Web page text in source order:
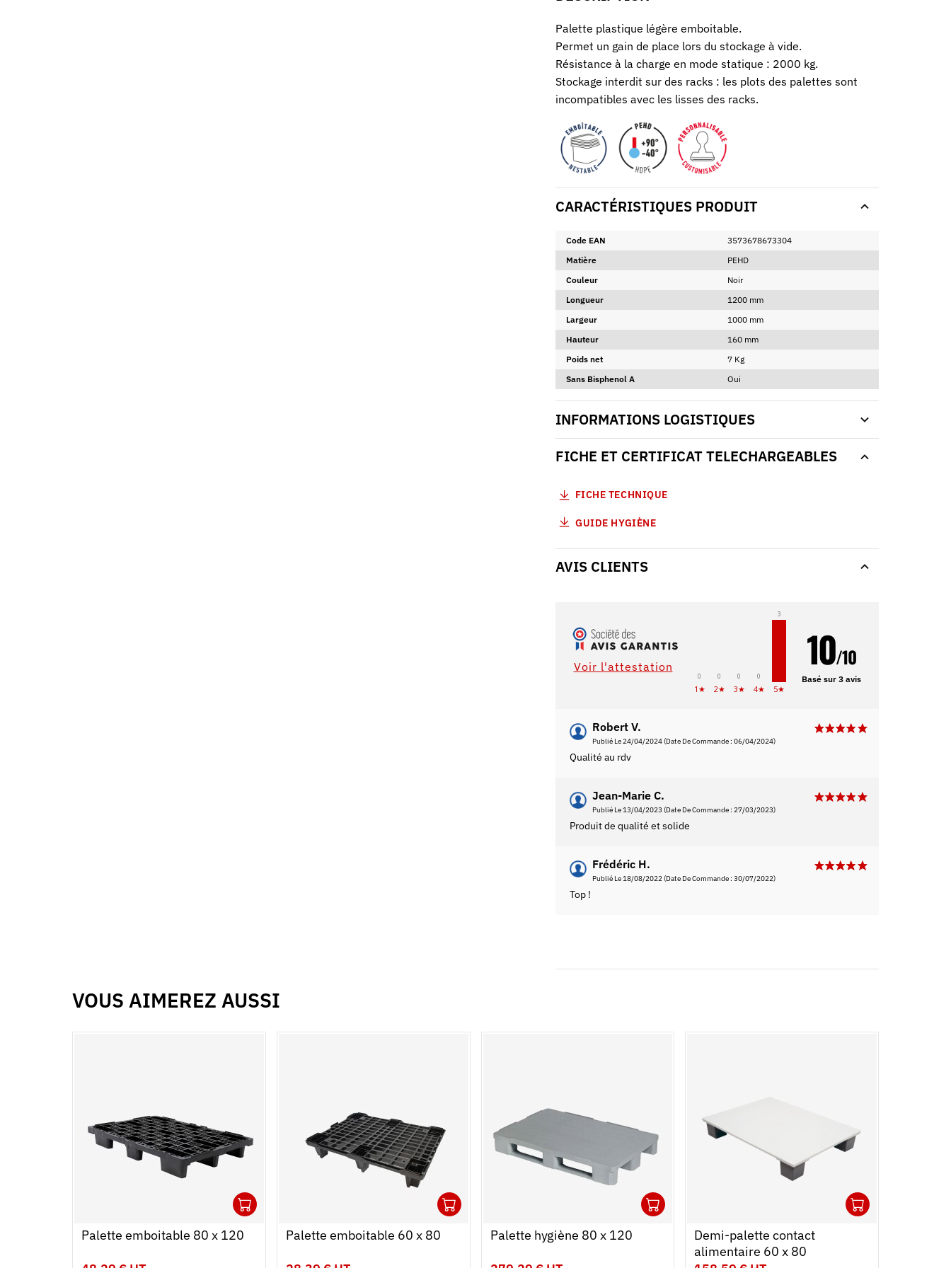
Palette plastique légère emboitable.
Permet un gain de place lors du stockage à vide.
Résistance à la charge en mode statique : 2000 kg.
Stockage interdit sur des racks : les plots des palettes sont
incompatibles avec les lisses des racks.
CARACTÉRISTIQUES PRODUIT
Code EAN
3573678673304
Matière
PEHD
Couleur
Noir
Longueur
1200 mm
Largeur
1000 mm
Hauteur
160 mm
Poids net
7 Kg
Sans Bisphenol A
Oui
INFORMATIONS LOGISTIQUES
FICHE ET CERTIFICAT TELECHARGEABLES
FICHE TECHNIQUE
GUIDE HYGIÈNE
AVIS CLIENTS
Voir l'attestation
0
1★
0
2★
0
3★
0
4★
3
5★
10/10
Basé sur 3 avis
Robert V.
Publié Le 24/04/2024(Date De Commande : 06/04/2024)
Qualité au rdv
Jean-Marie C.
Publié Le 13/04/2023 (Date De Commande : 27/03/2023)
Produit de qualité et solide
Frédéric H.
Publié Le 18/08/2022(Date De Commande : 30/07/2022)
Top !
VOUS AIMEREZ AUSSI
Palette emboitable 80 x 120 Palette emboitable 60 x 80 Palette hygiène 80 x 120
Demi-palette contact
alimentaire 60 x 80